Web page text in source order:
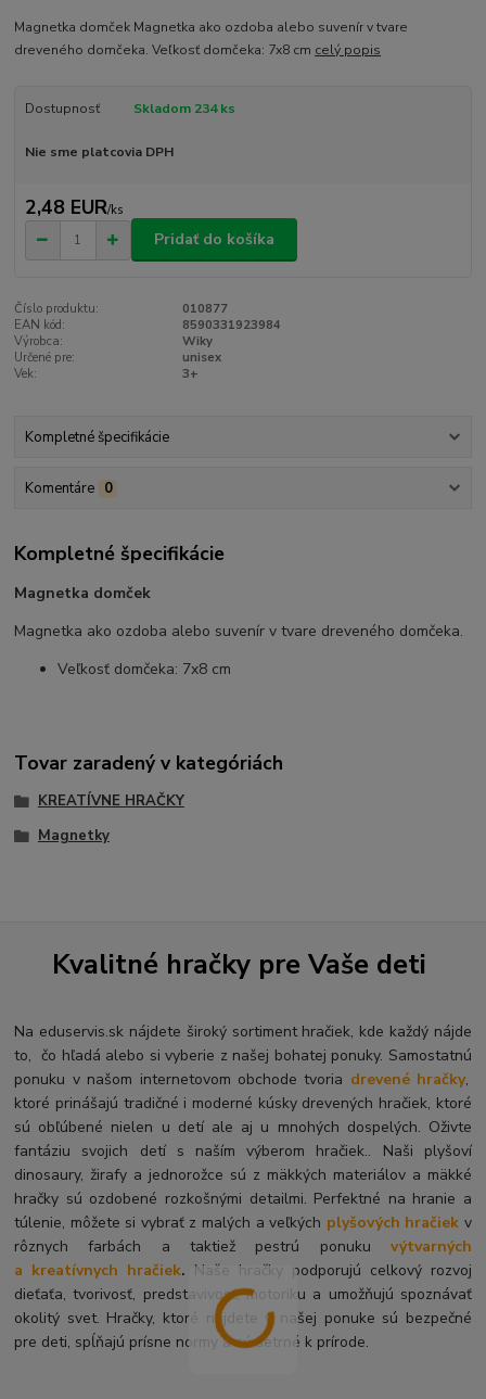
Magnetka domček Magnetka ako ozdoba alebo suvenír v tvare
dreveného domčeka. Veľkosť domčeka: 7x8 cm celý popis
Dostupnosť Skladom 234 ks
Nie sme platcovia DPH
2,48 EUR/ks
Pridať do košíka
Číslo produktu:
010877
EAN kód:
8590331923984
Výrobca:
Wiky
Určené pre:
unisex
Vek:
3+
Kompletné špecifikácie
Komentáre 0
Kompletné špecifikácie
Magnetka domček
Magnetka ako ozdoba alebo suvenír v tvare dreveného domčeka.
Veľkosť domčeka: 7x8 cm
Tovar zaradený v kategóriách
KREATÍVNE HRAČKY
Magnetky
Kvalitné hračky pre Vaše deti
Na eduservis.sk nájdete široký sortiment hračiek, kde každý nájde
to, čo hľadá alebo si vyberie z našej bohatej ponuky. Samostatnú
ponuku v našom internetovom obchode tvoria drevené hračky,
ktoré prinášajú tradičné i moderné kúsky drevených hračiek, ktoré
sú obľúbené nielen u detí ale aj u mnohých dospelých. Oživte
fantáziu svojich detí s naším výberom hračiek.. Naši plyšoví
dinosaury, žirafy a jednorožce sú z mäkkých materiálov a mäkké
hračky sú ozdobené rozkošnými detailmi. Perfektné na hranie a
túlenie, môžete si vybrať z malých a veľkých plyšových hračiek v
rôznych farbách a taktiež pestrú ponuku výtvarných
a kreatívnych hračiek. Naše hračky podporujú celkový rozvoj
dieťaťa, tvorivosť, predstavivosť, motoriku a umožňujú spoznávať
okolitý svet. Hračky, ktoré nájdete v našej ponuke sú bezpečné
pre deti, spĺňajú prísne normy a sú šetrné k prírode.